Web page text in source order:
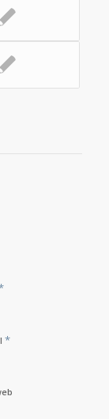
*